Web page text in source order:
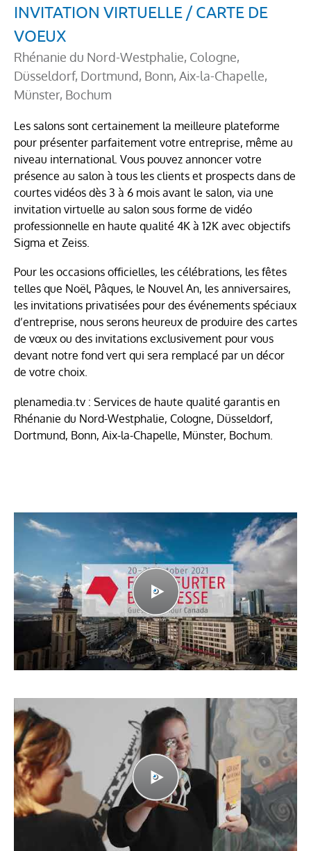
INVITATION VIRTUELLE / CARTE DE
VOEUX
Rhénanie du Nord-Westphalie, Cologne,
Düsseldorf, Dortmund, Bonn, Aix-la-Chapelle,
Münster, Bochum
Les salons sont certainement la meilleure plateforme
pour présenter parfaitement votre entreprise, même au
niveau international. Vous pouvez annoncer votre
présence au salon à tous les clients et prospects dans de
courtes vidéos dès 3 à 6 mois avant le salon, via une
invitation virtuelle au salon sous forme de vidéo
professionnelle en haute qualité 4K à 12K avec objectifs
Sigma et Zeiss.
Pour les occasions officielles, les célébrations, les fêtes
telles que Noël, Pâques, le Nouvel An, les anniversaires,
les invitations privatisées pour des événements spéciaux
d’entreprise, nous serons heureux de produire des cartes
de vœux ou des invitations exclusivement pour vous
devant notre fond vert qui sera remplacé par un décor
de votre choix.
plenamedia.tv : Services de haute qualité garantis en
Rhénanie du Nord-Westphalie, Cologne, Düsseldorf,
Dortmund, Bonn, Aix-la-Chapelle, Münster, Bochum.